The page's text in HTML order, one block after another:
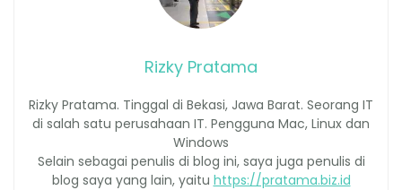
Rizky Pratama
Rizky Pratama. Tinggal di Bekasi, Jawa Barat. Seorang IT
di salah satu perusahaan IT. Pengguna Mac, Linux dan
Windows
Selain sebagai penulis di blog ini, saya juga penulis di
blog saya yang lain, yaitu https://pratama.biz.id